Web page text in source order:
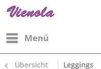
Menü
Übersicht Leggings